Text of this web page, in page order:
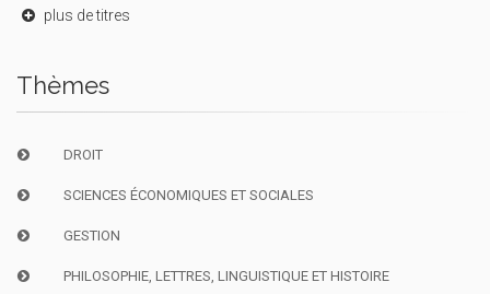
plus de titres
Thèmes
DROIT
SCIENCES ÉCONOMIQUES ET SOCIALES
GESTION
PHILOSOPHIE, LETTRES, LINGUISTIQUE ET HISTOIRE